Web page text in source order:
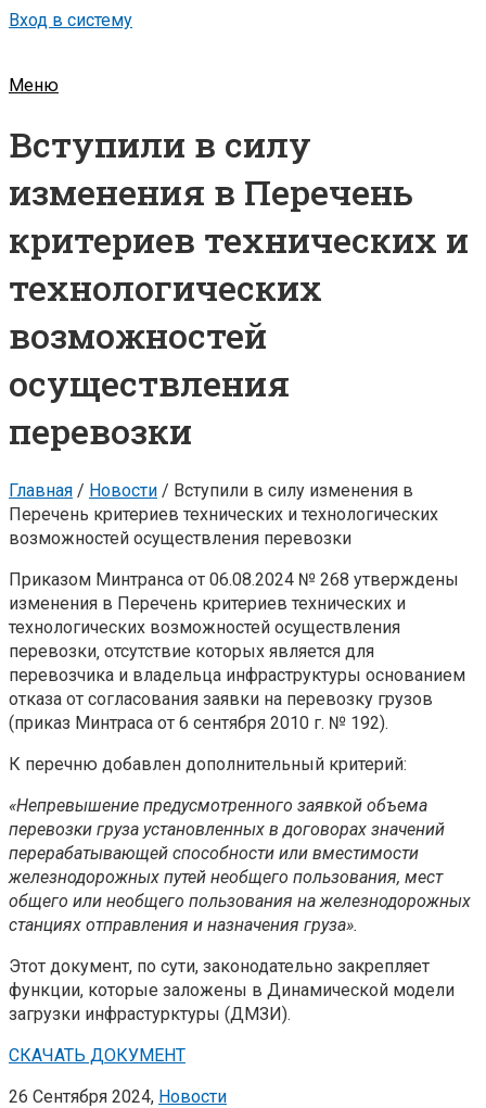
Вход в систему
Меню
Вступили в силу
изменения в Перечень
критериев технических и
технологических
возможностей
осуществления
перевозки
Главная / Новости / Вступили в силу изменения в
Перечень критериев технических и технологических
возможностей осуществления перевозки
Приказом Минтранса от 06.08.2024 № 268 утверждены
изменения в Перечень критериев технических и
технологических возможностей осуществления
перевозки‚ отсутствие которых является для
перевозчика и владельца инфраструктуры основанием
отказа от согласования заявки на перевозку грузов
(приказ Минтраса от 6 сентября 2010 г. № 192).
К перечню добавлен дополнительный критерий:
«Непревышение предусмотренного заявкой объема
перевозки груза установленных в договорах значений
перерабатывающей способности или вместимости
железнодорожных путей необщего пользования, мест
общего или необщего пользования на железнодорожных
станциях отправления и назначения груза».
Этот документ, по сути, законодательно закрепляет
функции, которые заложены в Динамической модели
загрузки инфрастурктуры (ДМЗИ).
СКАЧАТЬ ДОКУМЕНТ
26 Сентября 2024, Новости